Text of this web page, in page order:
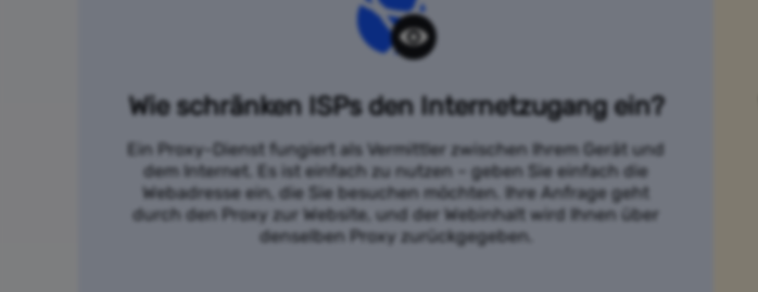
Wie schränken ISPs den Internetzugang ein?
Ein Proxy-Dienst fungiert als Vermittler zwischen Ihrem Gerät und
dem Internet. Es ist einfach zu nutzen – geben Sie einfach die
Webadresse ein, die Sie besuchen möchten. Ihre Anfrage geht
durch den Proxy zur Website, und der Webinhalt wird Ihnen über
denselben Proxy zurückgegeben.